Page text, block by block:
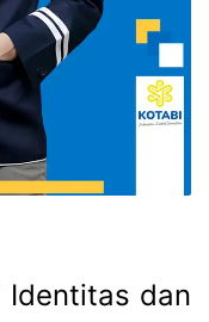
Identitas dan